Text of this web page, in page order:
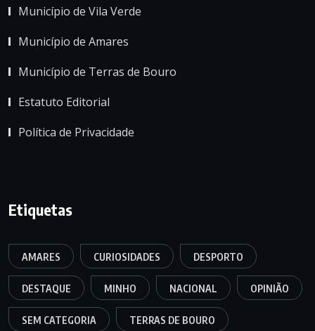
Município de Vila Verde
Município de Amares
Município de Terras de Bouro
Estatuto Editorial
Política de Privacidade
Etiquetas
AMARES CURIOSIDADES DESPORTO
DESTAQUE MINHO NACIONAL OPINIÃO
SEM CATEGORIA TERRAS DE BOURO